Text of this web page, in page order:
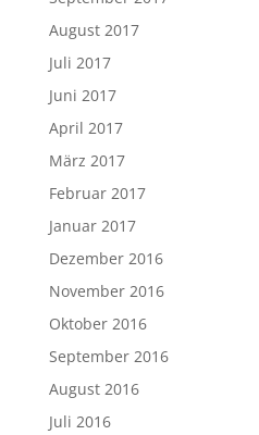
August 2017
Juli 2017
Juni 2017
April 2017
März 2017
Februar 2017
Januar 2017
Dezember 2016
November 2016
Oktober 2016
September 2016
August 2016
Juli 2016